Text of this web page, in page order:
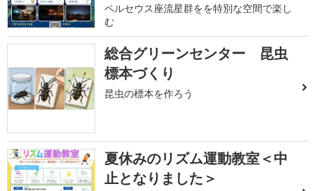
ペルセウス座流星群をを特別な空間で楽し
む
総合グリーンセンター 昆虫
標本づくり
昆虫の標本を作ろう
夏休みのリズム運動教室＜中
止となりました＞